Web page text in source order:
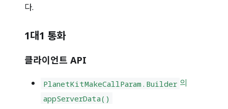
다.
1대1 통화
클라이언트 API
PlanetKitMakeCallParam.Builder 의
appServerData()